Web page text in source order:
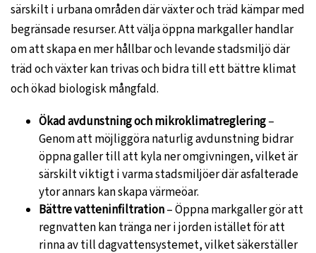
särskilt i urbana områden där växter och träd kämpar med
begränsade resurser. Att välja öppna markgaller handlar
om att skapa en mer hållbar och levande stadsmiljö där
träd och växter kan trivas och bidra till ett bättre klimat
och ökad biologisk mångfald.
Ökad avdunstning och mikroklimatreglering–
Genom att möjliggöra naturlig avdunstning bidrar
öppna galler till att kyla ner omgivningen, vilket är
särskilt viktigt i varma stadsmiljöer där asfalterade
ytor annars kan skapa värmeöar.
Bättre vatteninfiltration– Öppna markgaller gör att
regnvatten kan tränga ner i jorden istället för att
rinna av till dagvattensystemet, vilket säkerställer